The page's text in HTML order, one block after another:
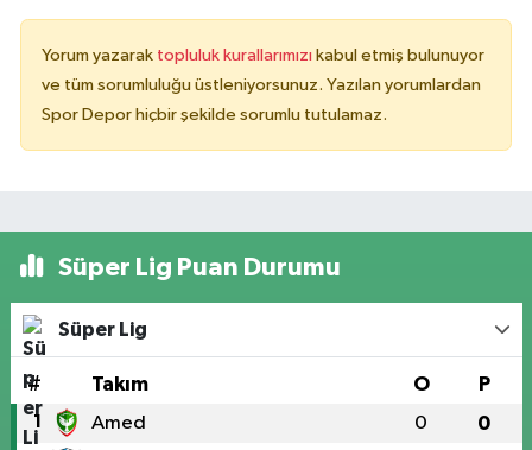
Yorum yazarak topluluk kurallarımızı kabul etmiş bulunuyor
ve tüm sorumluluğu üstleniyorsunuz. Yazılan yorumlardan
Spor Depor hiçbir şekilde sorumlu tutulamaz.
Süper Lig Puan Durumu
Süper Lig
# Takım O P
1 Amed 0 0